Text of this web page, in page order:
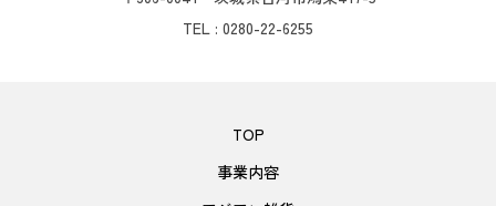
TEL : 0280-22-6255
TOP
事業内容